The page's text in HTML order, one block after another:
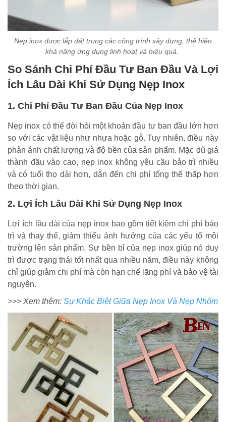
Nẹp inox được lắp đặt trong các công trình xây dựng, thể hiện
khả năng ứng dụng linh hoạt và hiệu quả.
So Sánh Chi Phí Đầu Tư Ban Đầu Và Lợi
Ích Lâu Dài Khi Sử Dụng Nẹp Inox
1. Chi Phí Đầu Tư Ban Đầu Của Nẹp Inox
Nẹp inox có thể đòi hỏi một khoản đầu tư ban đầu lớn hơn
so với các vật liệu như nhựa hoặc gỗ. Tuy nhiên, điều này
phản ánh chất lượng và độ bền của sản phẩm. Mặc dù giá
thành đầu vào cao, nẹp inox không yêu cầu bảo trì nhiều
và có tuổi thọ dài hơn, dẫn đến chi phí tổng thể thấp hơn
theo thời gian.
2. Lợi Ích Lâu Dài Khi Sử Dụng Nẹp Inox
Lợi ích lâu dài của nẹp inox bao gồm tiết kiệm chi phí bảo
trì và thay thế, giảm thiểu ảnh hưởng của các yếu tố môi
trường lên sản phẩm. Sự bền bỉ của nẹp inox giúp nó duy
trì được trạng thái tốt nhất qua nhiều năm, điều này không
chỉ giúp giảm chi phí mà còn hạn chế lãng phí và bảo vệ tài
nguyên.
>>> Xem thêm: Sự Khác Biệt Giữa Nẹp Inox Và Nẹp Nhôm